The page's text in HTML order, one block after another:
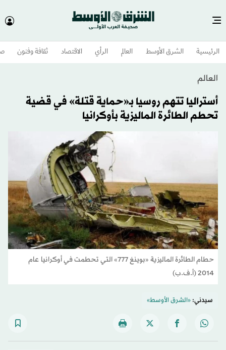
الرئيسية الشرق الأوسط​ العالم الرأي الاقتصاد ثقافة وفنون
العالم
أستراليا تتهم روسيا بـ«حماية قتلة» في قضية
تحطم الطائرة الماليزية بأوكرانيا
حطام الطائرة الماليزية «بوينغ 777» التي تحطمت في أوكرانيا عام
2014 (أ.ف.ب)
سيدني:«الشرق الأوسط»